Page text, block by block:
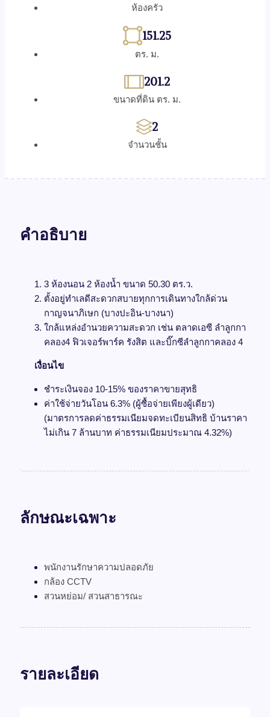
ห้องครัว
151.25
ตร. ม.
201.2
ขนาดที่ดิน ตร. ม.
2
จำนวนชั้น
คำอธิบาย
3 ห้องนอน 2 ห้องน้ำ ขนาด 50.30 ตร.ว.
ตั้งอยู่ทำเลดีสะดวกสบายทุกการเดินทางใกล้ด่วน
กาญจนาภิเษก (บางปะอิน-บางนา)
ใกล้แหล่งอำนวยความสะดวก เช่น ตลาดเอซี ลำลูกกา
คลอง4 ฟิวเจอร์พาร์ค รังสิต และบิ๊กซีลำลูกกาคลอง 4
เงื่อนไข
ชำระเงินจอง 10-15% ของราคาขายสุทธิ
ค่าใช้จ่ายวันโอน 6.3% (ผู้ซื้อจ่ายเพียงผู้เดียว)
(มาตรการลดค่าธรรมเนียมจดทะเบียนสิทธิ บ้านราคา
ไม่เกิน 7 ล้านบาท ค่าธรรมเนียมประมาณ 4.32%)
ลักษณะเฉพาะ
พนักงานรักษาความปลอดภัย
กล้อง CCTV
สวนหย่อม/ สวนสาธารณะ
รายละเอียด